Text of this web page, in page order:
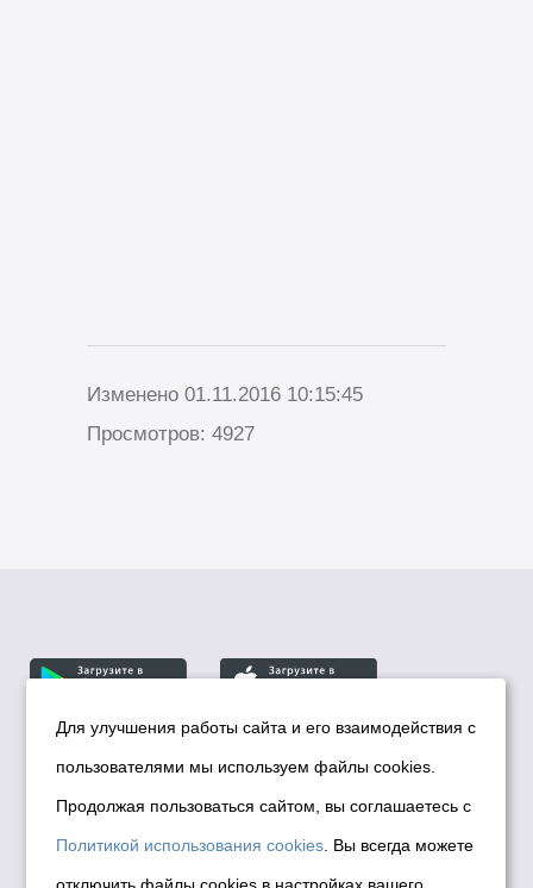
Изменено 01.11.2016 10:15:45
Просмотров: 4927
© Департамент информационной политики мэрии
города Новосибирска, 2026
Политика использования Cookies
Политика по обработке персональных
Для улучшения работы сайта и его взаимодействия с
пользователями мы используем файлы cookies.
Продолжая пользоваться сайтом, вы соглашаетесь с
Политикой использования cookies . Вы всегда можете